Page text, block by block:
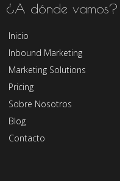
¿A dónde vamos?
Inicio
Inbound Marketing
Marketing Solutions
Pricing
Sobre Nosotros
Blog
Contacto